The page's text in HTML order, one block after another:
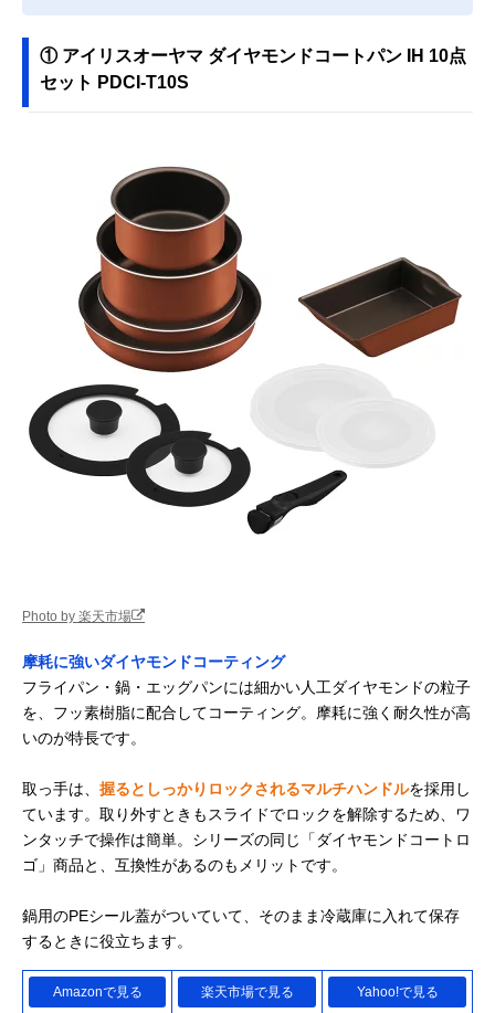
① アイリスオーヤマ ダイヤモンドコートパン IH 10点
セット PDCI-T10S
Photo by 楽天市場
摩耗に強いダイヤモンドコーティング
フライパン・鍋・エッグパンには細かい人工ダイヤモンドの粒子
を、フッ素樹脂に配合してコーティング。摩耗に強く耐久性が高
いのが特長です。
取っ手は、 握るとしっかりロックされるマルチハンドルを採用し
ています。取り外すときもスライドでロックを解除するため、ワ
ンタッチで操作は簡単。シリーズの同じ「ダイヤモンドコートロ
ゴ」商品と、互換性があるのもメリットです。
鍋用のPEシール蓋がついていて、そのまま冷蔵庫に入れて保存
するときに役立ちます。
Amazonで見る 楽天市場で見る Yahoo!で見る